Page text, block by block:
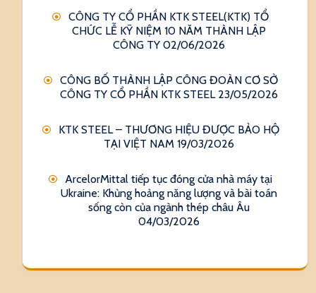
CÔNG TY CỔ PHẦN KTK STEEL(KTK) TỔ
CHỨC LỄ KỸ NIỆM 10 NĂM THÀNH LẬP
CÔNG TY 02/06/2026
CÔNG BỐ THÀNH LẬP CÔNG ĐOÀN CƠ SỞ
CÔNG TY CỔ PHẦN KTK STEEL 23/05/2026
KTK STEEL – THƯƠNG HIỆU ĐƯỢC BẢO HỘ
TẠI VIỆT NAM 19/03/2026
ArcelorMittal tiếp tục đóng cửa nhà máy tại
Ukraine: Khủng hoảng năng lượng và bài toán
sống còn của ngành thép châu Âu
04/03/2026